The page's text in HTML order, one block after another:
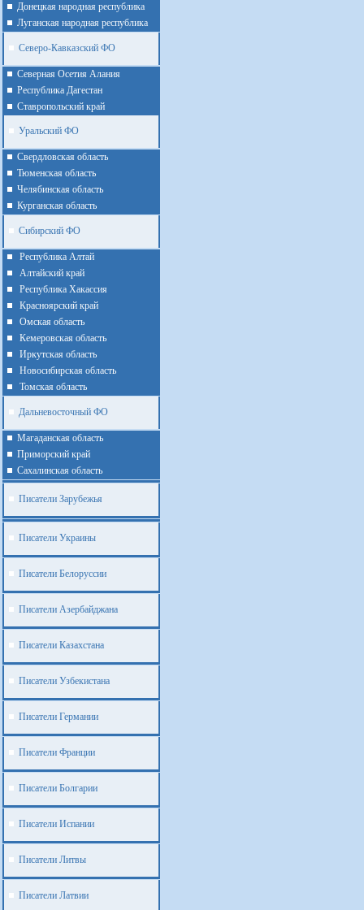
Донецкая народная республика
Луганская народная республика
Северо-Кавказский ФО
Северная Осетия Алания
Республика Дагестан
Ставропольский край
Уральский ФО
Cвердловская область
Тюменская область
Челябинская область
Курганская область
Сибирский ФО
Республика Алтай
Алтайcкий край
Республика Хакассия
Красноярский край
Омская область
Кемеровская область
Иркутская область
Новосибирская область
Томская область
Дальневосточный ФО
Магаданская область
Приморский край
Cахалинская область
Писатели Зарубежья
Писатели Украины
Писатели Белоруссии
Писатели Азербайджана
Писатели Казахстана
Писатели Узбекистана
Писатели Германии
Писатели Франции
Писатели Болгарии
Писатели Испании
Писатели Литвы
Писатели Латвии